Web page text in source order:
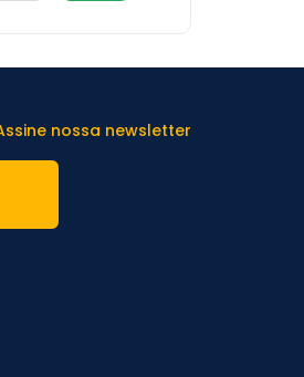
nossa newsletter